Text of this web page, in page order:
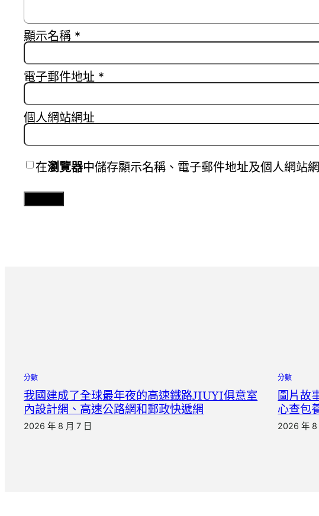
顯示名稱 *
電子郵件地址 *
個人網站網址
在瀏覽器中儲存顯示名稱、電子郵件地址及個人網站
分數
我國建成了全球最年夜的高速鐵路JIUYI俱意室
內設計網、高速公路網和郵政快遞網
2026 年 8 月 7 日
分數
圖片故
心查包
2026 年 8